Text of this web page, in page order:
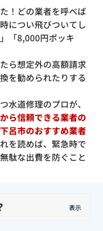
！どの業者を呼べば
につい飛びついてし
「8,000円ポッキ
ら想定外の高額請求
を勧められたりする
水道修理のプロが、
ら信頼できる業者の
呂市のおすすめ業者
を読めば、緊急時で
駄な出費を防ぐこと
表示